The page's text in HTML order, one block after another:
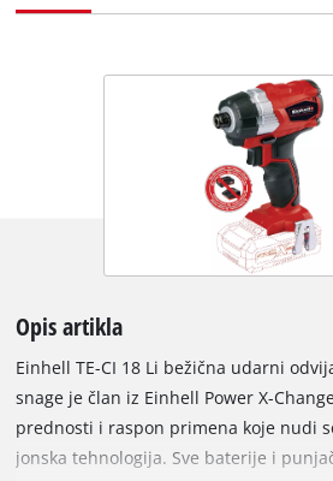
Opis artikla
Einhell TE-CI 18 Li bežična udarni
snage je član iz Einhell Power X-
prednosti i raspon primena koje nudi
jonska tehnologija. Sve baterije i